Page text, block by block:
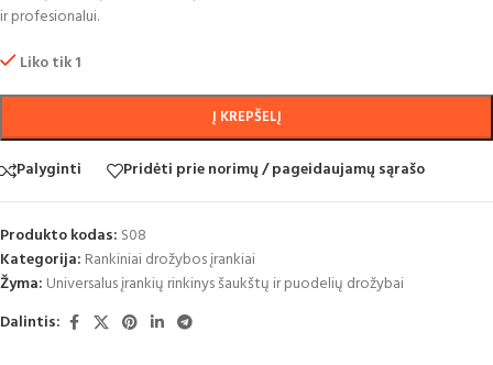
ir profesionalui.
Liko tik 1
Į KREPŠELĮ
Palyginti Pridėti prie norimų / pageidaujamų sąrašo
Produkto kodas: S08
Kategorija: Rankiniai drožybos įrankiai
Žyma: Universalus įrankių rinkinys šaukštų ir puodelių drožybai
Dalintis: